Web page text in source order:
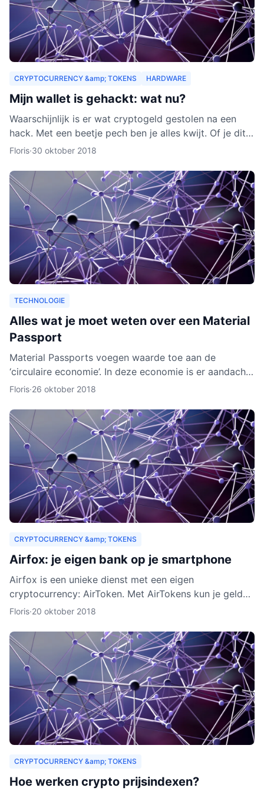
CRYPTOCURRENCY &amp; TOKENS HARDWARE
Mijn wallet is gehackt: wat nu?
Waarschijnlijk is er wat cryptogeld gestolen na een
hack. Met een beetje pech ben je alles kwijt. Of je dit
nog terug kunt krijgen, leggen we je uit in dit arti
Floris·30 oktober 2018
TECHNOLOGIE
Alles wat je moet weten over een Material
Passport
Material Passports voegen waarde toe aan de
‘circulaire economie’. In deze economie is er aandacht
voor het hergebruik van materialen. We gaan dan
Floris·26 oktober 2018
CRYPTOCURRENCY &amp; TOKENS
Airfox: je eigen bank op je smartphone
Airfox is een unieke dienst met een eigen
cryptocurrency: AirToken. Met AirTokens kun je geld
aan elkaar uitlenen, zonder tussenkomst van een bank.
Floris·20 oktober 2018
CRYPTOCURRENCY &amp; TOKENS
Hoe werken crypto prijsindexen?